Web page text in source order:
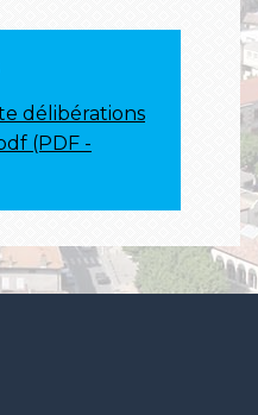
délibérations
(PDF -